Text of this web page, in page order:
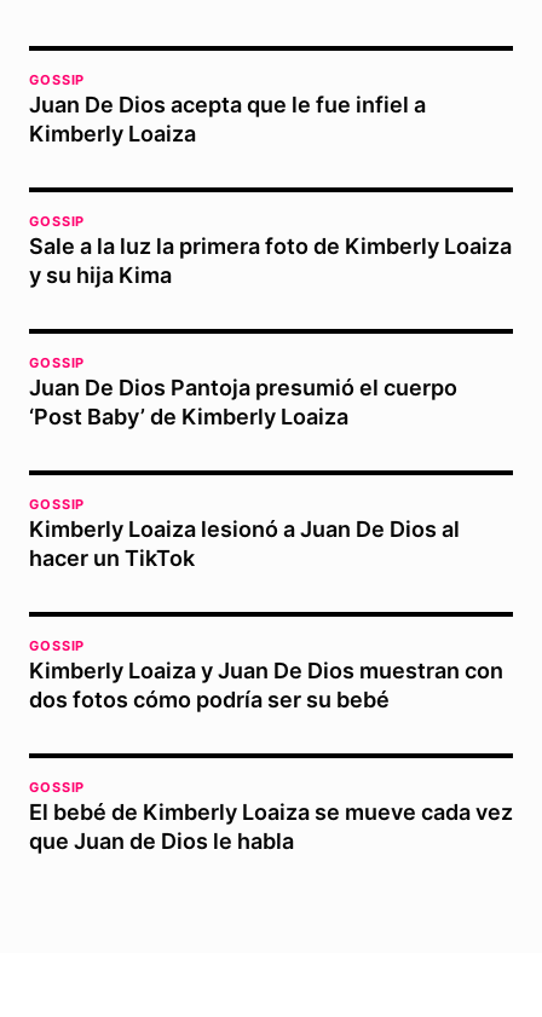
GOSSIP
Juan De Dios acepta que le fue infiel a
Kimberly Loaiza
GOSSIP
Sale a la luz la primera foto de Kimberly Loaiza
y su hija Kima
GOSSIP
Juan De Dios Pantoja presumió el cuerpo
‘Post Baby’ de Kimberly Loaiza
GOSSIP
Kimberly Loaiza lesionó a Juan De Dios al
hacer un TikTok
GOSSIP
Kimberly Loaiza y Juan De Dios muestran con
dos fotos cómo podría ser su bebé
GOSSIP
El bebé de Kimberly Loaiza se mueve cada vez
que Juan de Dios le habla